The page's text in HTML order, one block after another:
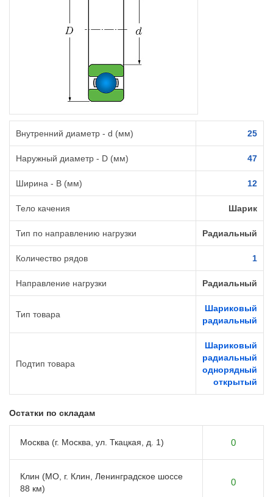
Внутренний диаметр - d (мм) 25
Наружный диаметр - D (мм) 47
Ширина - B (мм) 12
Тело качения Шарик
Тип по направлению нагрузки Радиальный
Количество рядов 1
Направление нагрузки Радиальный
Тип товара
Шариковый
радиальный
Подтип товара
Шариковый
радиальный
однорядный
открытый
Остатки по складам
Москва (г. Москва, ул. Ткацкая, д. 1) 0
Клин (МО, г. Клин, Ленинградское шоссе
88 км)
0